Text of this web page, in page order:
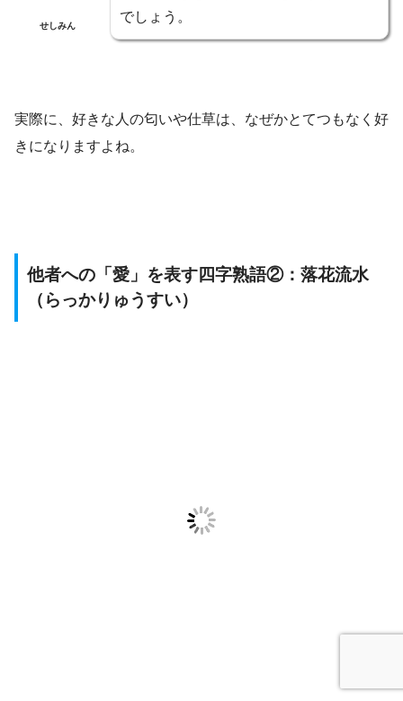
せしみん
でしょう。
実際に、好きな人の匂いや仕草は、なぜかとてつもなく好
きになりますよね。
他者への「愛」を表す四字熟語②：落花流水
（らっかりゅうすい）